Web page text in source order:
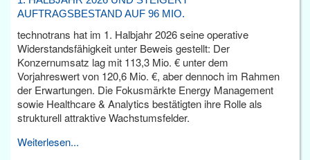
AUFTRAGSBESTAND AUF 96 MIO.
technotrans hat im 1. Halbjahr 2026 seine operative
Widerstandsfähigkeit unter Beweis gestellt: Der
Konzernumsatz lag mit 113,3 Mio. € unter dem
Vorjahreswert von 120,6 Mio. €, aber dennoch im Rahmen
der Erwartungen. Die Fokusmärkte Energy Management
sowie Healthcare & Analytics bestätigten ihre Rolle als
strukturell attraktive Wachstumsfelder.
Weiterlesen...